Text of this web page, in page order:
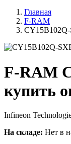
Главная
F-RAM
F-RAM
купить
Infineon
На складе: Нет в